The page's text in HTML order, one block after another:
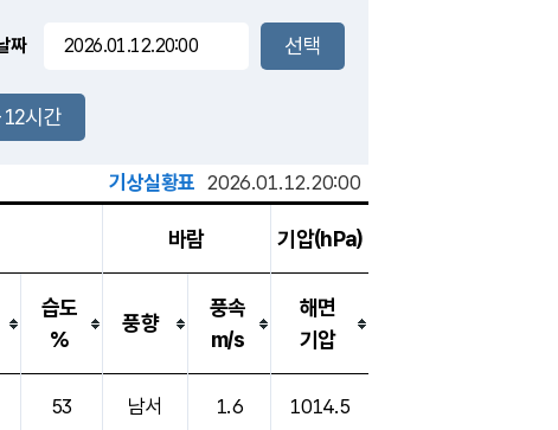
-mm
장호원
짜
시간
기상실황표 2026.01.12.20:00
바람 기압(hPa)
습도
%
풍향
풍속
m/s
해면
기압
53 남서 1.6 1014.5